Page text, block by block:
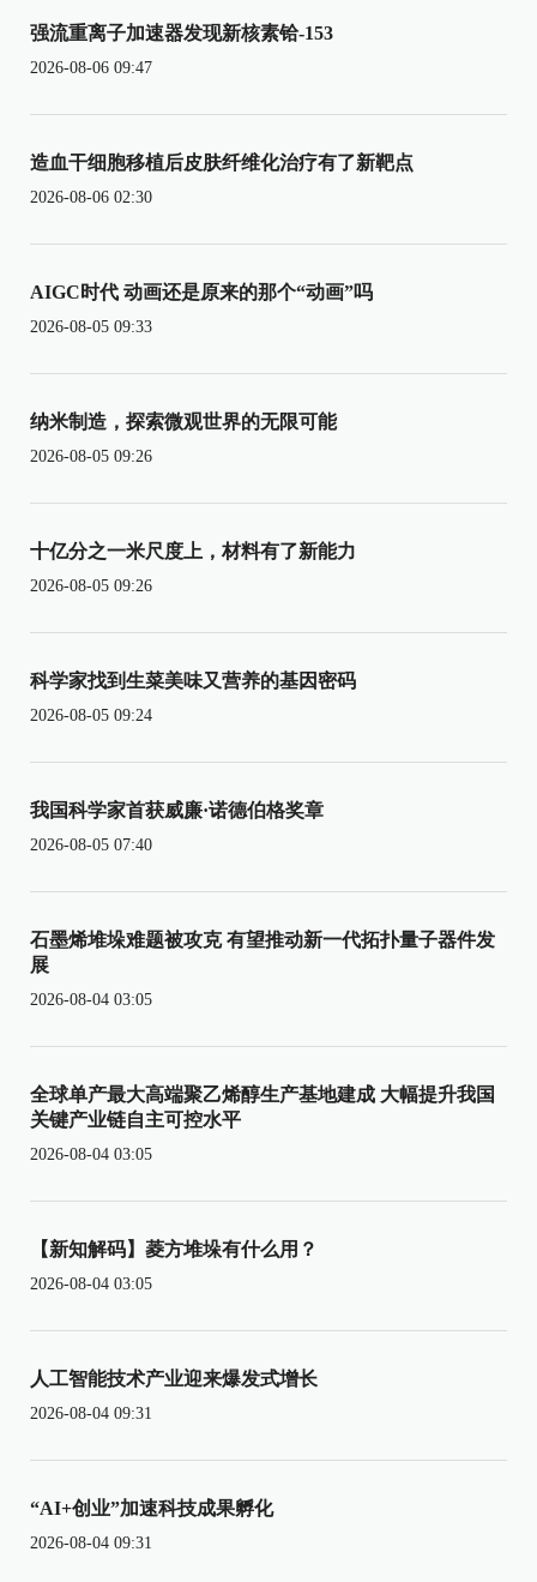
强流重离子加速器发现新核素铪-153
2026-08-06 09:47
造血干细胞移植后皮肤纤维化治疗有了新靶点
2026-08-06 02:30
AIGC时代 动画还是原来的那个“动画”吗
2026-08-05 09:33
纳米制造，探索微观世界的无限可能
2026-08-05 09:26
十亿分之一米尺度上，材料有了新能力
2026-08-05 09:26
科学家找到生菜美味又营养的基因密码
2026-08-05 09:24
我国科学家首获威廉·诺德伯格奖章
2026-08-05 07:40
石墨烯堆垛难题被攻克 有望推动新一代拓扑量子器件发
展
2026-08-04 03:05
全球单产最大高端聚乙烯醇生产基地建成 大幅提升我国
关键产业链自主可控水平
2026-08-04 03:05
【新知解码】菱方堆垛有什么用？
2026-08-04 03:05
人工智能技术产业迎来爆发式增长
2026-08-04 09:31
“AI+创业”加速科技成果孵化
2026-08-04 09:31